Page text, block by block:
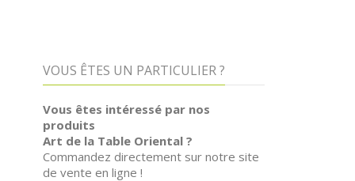
VOUS ÊTES UN PARTICULIER ?
Vous êtes intéressé par nos
produits
Art de la Table Oriental ?
Commandez directement sur notre site
de vente en ligne !